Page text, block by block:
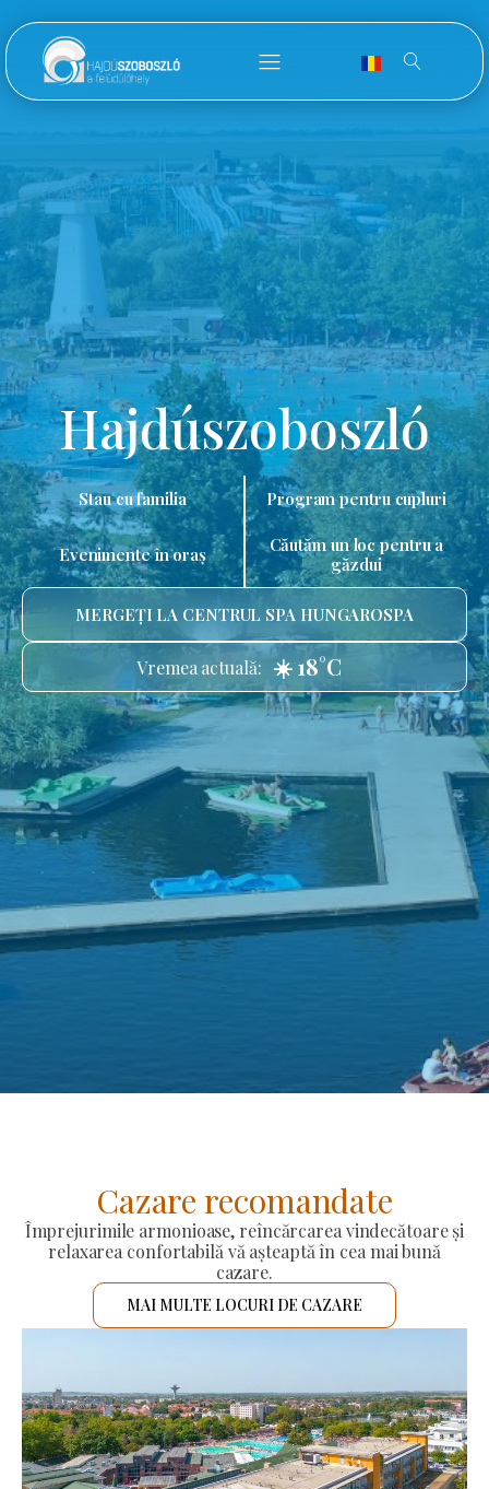
Hajdúszoboszló
Stau cu familia Program pentru cupluri
Evenimente în oraș
Căutăm un loc pentru a
găzdui
MERGEȚI LA CENTRUL SPA HUNGAROSPA
Vremea actuală: ☀️ 18°C
Cazare recomandate
Împrejurimile armonioase, reîncărcarea vindecătoare și
relaxarea confortabilă vă așteaptă în cea mai bună
cazare.
MAI MULTE LOCURI DE CAZARE